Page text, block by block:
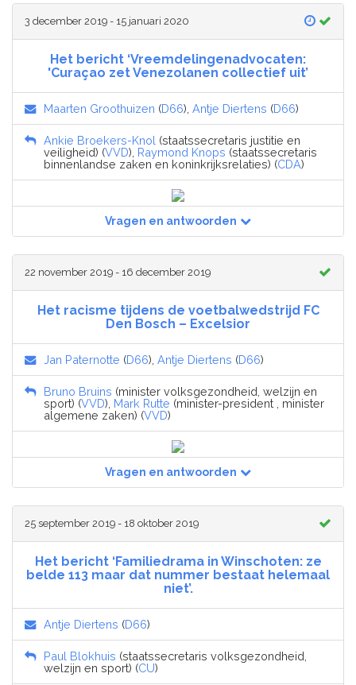
3 december 2019 - 15 januari 2020
Het bericht ‘Vreemdelingenadvocaten:
'Curaçao zet Venezolanen collectief uit’
Maarten Groothuizen (D66), Antje Diertens (D66)
Ankie Broekers-Knol (staatssecretaris justitie en
veiligheid) (VVD), Raymond Knops (staatssecretaris
binnenlandse zaken en koninkrijksrelaties) (CDA)
Vragen en antwoorden
22 november 2019 - 16 december 2019
Het racisme tijdens de voetbalwedstrijd FC
Den Bosch – Excelsior
Jan Paternotte (D66), Antje Diertens (D66)
Bruno Bruins (minister volksgezondheid, welzijn en
sport) (VVD), Mark Rutte (minister-president , minister
algemene zaken) (VVD)
Vragen en antwoorden
25 september 2019 - 18 oktober 2019
Het bericht ‘Familiedrama in Winschoten: ze
belde 113 maar dat nummer bestaat helemaal
niet’.
Antje Diertens (D66)
Paul Blokhuis (staatssecretaris volksgezondheid,
welzijn en sport) (CU)